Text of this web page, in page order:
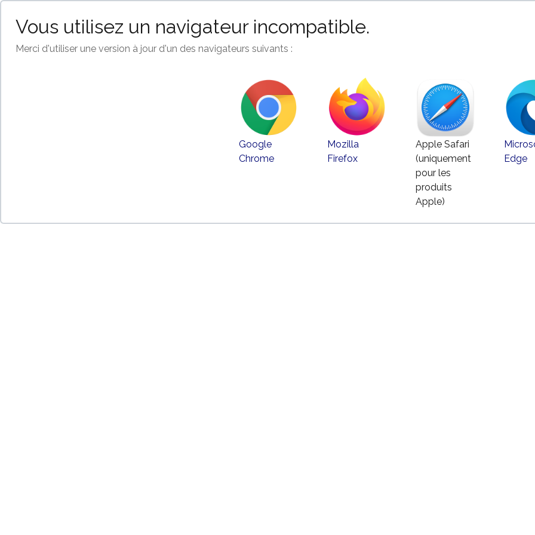
Vous utilisez un navigateur incompatible.
Merci d'utiliser une version à jour d'un des navigateurs suivants :
Google
Chrome
Mozilla
Firefox
Apple Safari
(uniquement
pour les
produits
Apple)
Edge